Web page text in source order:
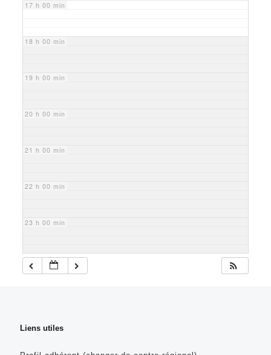
17 h 00 min
18 h 00 min
19 h 00 min
20 h 00 min
21 h 00 min
22 h 00 min
23 h 00 min
Liens utiles